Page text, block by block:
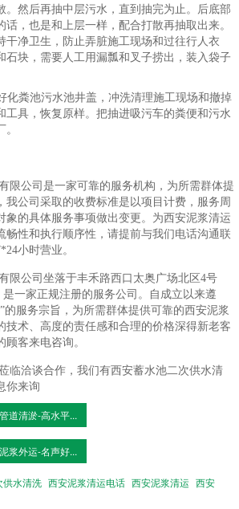
。然后再抽中层污水，直到抽完为止。后底部
，也是和上层一样，配合打散再抽取出来。
干净卫生，防止弄脏施工现场和过往行人衣
石块，需要人工用漏瓢和叉子捞出，装入袋子
化粪池污水池井盖，冲洗清理施工现场和撤掉
工具，恢复原样。把抽进吸污车的粪便和污水
限公司是一家可靠的服务机构，为所需群体提
我公司采取的收费标准是以项目计费，服务周
象的具体服务事项做出变更。为西安泥浆清运
畅性和执行顺序性，请提前与我们电话沟通联
小时营业。
限公司坐落于丰禾路西口太奥广场北区4号
是一家正规注册的服务公司。自成立以来遵
的服务宗旨，为所需群体提供可靠的西安泥浆
技术、高度的责任感和合理的价格深得新老客
客来电咨询。
临洽谈合作，我们有西安蓄水池二次供水清
你来询
道清淤-高水平...
浆外运-名声好...
供水清洗 西安泥浆清运电话 西安泥浆清运 西安